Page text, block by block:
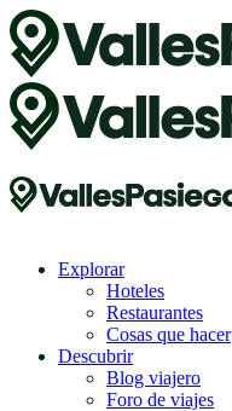
Explorar
Hoteles
Restaurantes
Cosas que hacer
Descubrir
Blog viajero
Foro de viajes